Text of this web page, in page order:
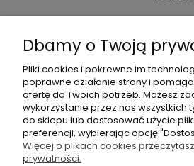
+48 605 141
Dbamy o Twoją
Pliki cookies i pokrewne im
poprawne działanie strony i
ofertę do Twoich potrzeb. Możesz
wykorzystanie przez nas wszystkich
do sklepu lub dostosować użycie
preferencji, wybierając opcję
Więcej o plikach cookies
prywatności.